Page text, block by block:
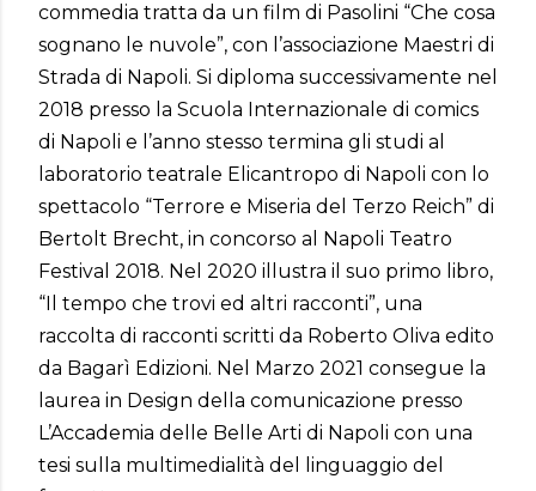
commedia tratta da un film di Pasolini “Che cosa
sognano le nuvole”, con l’associazione Maestri di
Strada di Napoli. Si diploma successivamente nel
2018 presso la Scuola Internazionale di comics
di Napoli e l’anno stesso termina gli studi al
laboratorio teatrale Elicantropo di Napoli con lo
spettacolo “Terrore e Miseria del Terzo Reich” di
Bertolt Brecht, in concorso al Napoli Teatro
Festival 2018. Nel 2020 illustra il suo primo libro,
“Il tempo che trovi ed altri racconti”, una
raccolta di racconti scritti da Roberto Oliva edito
da Bagarì Edizioni. Nel Marzo 2021 consegue la
laurea in Design della comunicazione presso
L’Accademia delle Belle Arti di Napoli con una
tesi sulla multimedialità del linguaggio del